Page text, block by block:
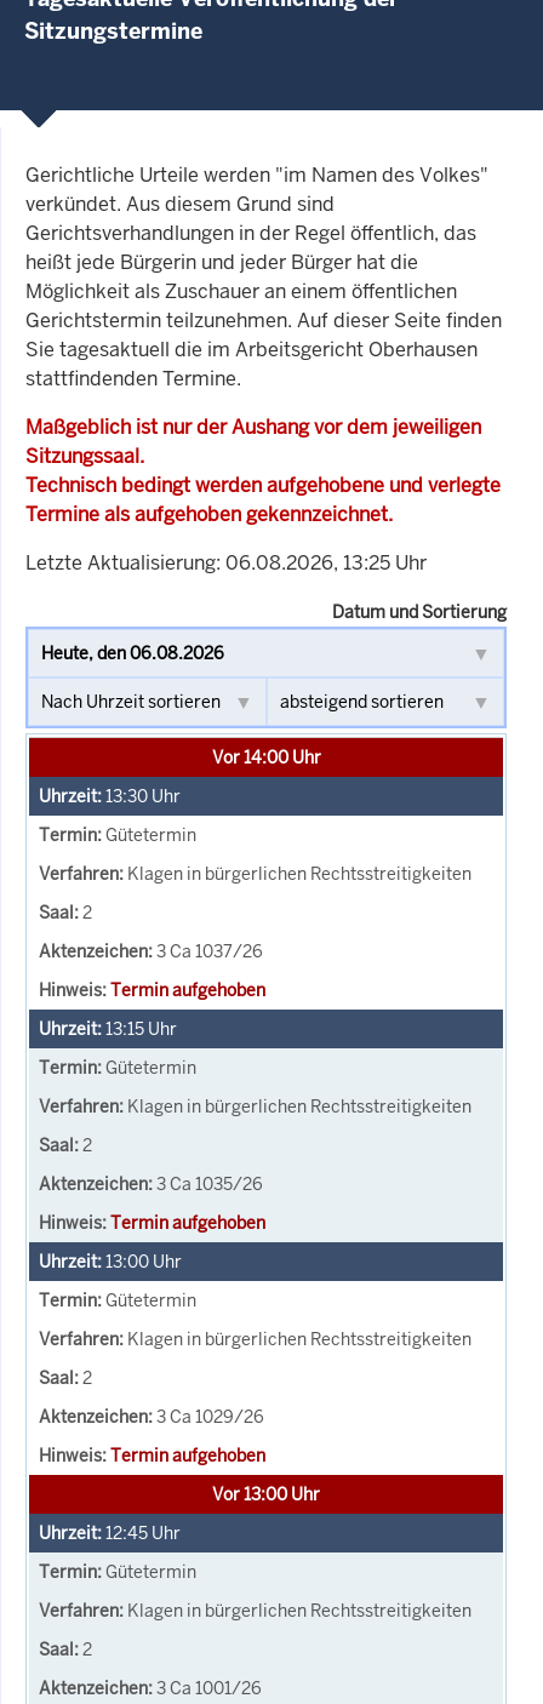
Sitzungstermine
Gerichtliche Urteile werden "im Namen des Volkes"
verkündet. Aus diesem Grund sind
Gerichtsverhandlungen in der Regel öffentlich, das
heißt jede Bürgerin und jeder Bürger hat die
Möglichkeit als Zuschauer an einem öffentlichen
Gerichtstermin teilzunehmen. Auf dieser Seite finden
Sie tagesaktuell die im Arbeitsgericht Oberhausen
stattfindenden Termine.
Maßgeblich ist nur der Aushang vor dem jeweiligen
Sitzungssaal.
Technisch bedingt werden aufgehobene und verlegte
Termine als aufgehoben gekennzeichnet.
Letzte Aktualisierung: 06.08.2026, 13:25 Uhr
Datum und Sortierung
Vor 14:00 Uhr
13:30 Uhr
Gütetermin
Klagen in bürgerlichen Rechtsstreitigkeiten
2
3 Ca 1037/26
Termin aufgehoben
13:15 Uhr
Gütetermin
Klagen in bürgerlichen Rechtsstreitigkeiten
2
3 Ca 1035/26
Termin aufgehoben
13:00 Uhr
Gütetermin
Klagen in bürgerlichen Rechtsstreitigkeiten
2
3 Ca 1029/26
Termin aufgehoben
Vor 13:00 Uhr
12:45 Uhr
Gütetermin
Klagen in bürgerlichen Rechtsstreitigkeiten
2
3 Ca 1001/26